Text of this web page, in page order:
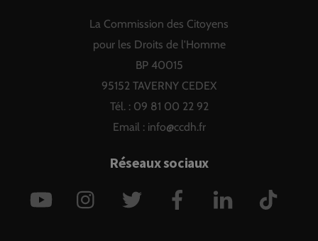
Top
La Commission des Citoyens
pour les Droits de l'Homme
BP 40015
95152 TAVERNY CEDEX
Tél. : 09 81 00 22 92
Email : info@ccdh.fr
Réseaux sociaux
YouTube Instagram Twitter Facebook LinkedIn